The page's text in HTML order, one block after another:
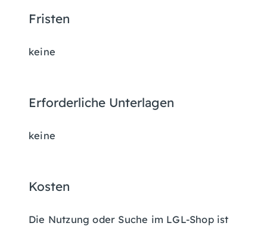
Fristen
keine
Erforderliche Unterlagen
keine
Kosten
Die Nutzung oder Suche im LGL-Shop ist